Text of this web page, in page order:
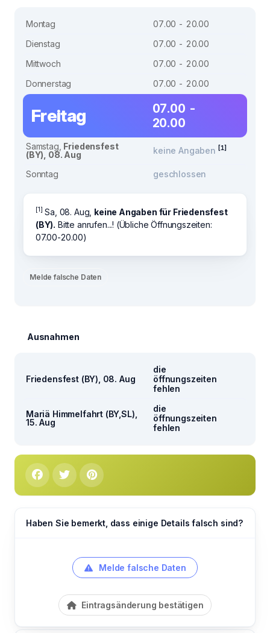
Montag
07.00 - 20.00
Dienstag
07.00 - 20.00
Mittwoch
07.00 - 20.00
Donnerstag
07.00 - 20.00
Freitag
07.00 -
20.00
Samstag, Friedensfest
(BY), 08. Aug
keine Angaben [1]
Sonntag geschlossen
[1] Sa, 08. Aug, keine Angaben für Friedensfest
(BY). Bitte anrufen...! (Übliche Öffnungszeiten:
07.00-20.00)
Melde falsche Daten
Ausnahmen
Friedensfest (BY), 08. Aug
die
öffnungszeiten
fehlen
Mariä Himmelfahrt (BY,SL),
15. Aug
die
öffnungszeiten
fehlen
Haben Sie bemerkt, dass einige Details falsch sind?
Melde falsche Daten
Eintragsänderung bestätigen